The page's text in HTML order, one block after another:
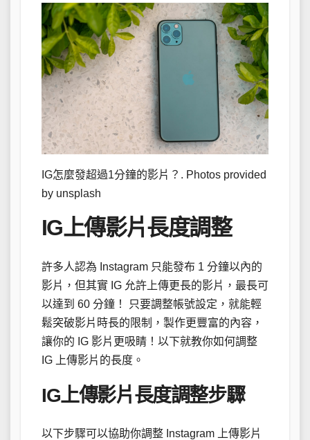
IG怎麼發超過1分鐘的影片？. Photos provided
by unsplash
IG上傳影片長度調整
許多人認為 Instagram 只能發布 1 分鐘以內的
影片，但其實 IG 允許上傳更長的影片，最長可
以達到 60 分鐘！ 只要調整帳號設定，就能輕
鬆突破影片時長的限制，製作更豐富的內容，
讓你的 IG 影片更吸睛！以下就教你如何調整
IG 上傳影片的長度。
IG上傳影片長度調整步驟
以下步驟可以協助你調整 Instagram 上傳影片